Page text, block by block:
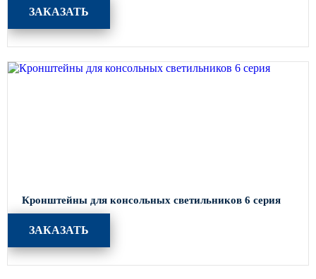
ЗАКАЗАТЬ
Кронштейны для консольных светильников 6 серия
ЗАКАЗАТЬ